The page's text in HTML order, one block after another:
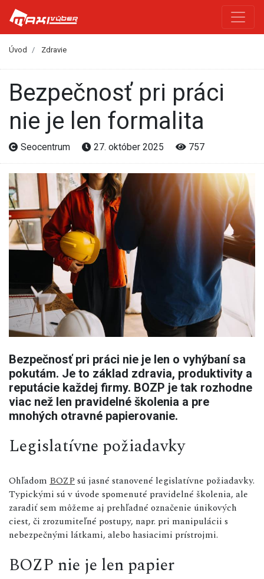
Úvod Zdravie
Bezpečnosť pri práci
nie je len formalita
Seocentrum 27. október 2025 757
Bezpečnosť pri práci nie je len o vyhýbaní sa
pokutám. Je to základ zdravia, produktivity a
reputácie každej firmy. BOZP je tak rozhodne
viac než len pravidelné školenia a pre
mnohých otravné papierovanie.
Legislatívne požiadavky
Ohľadom BOZPsú jasné stanovené legislatívne požiadavky.
Typickými sú v úvode spomenuté pravidelné školenia, ale
zaradiť sem môžeme aj prehľadné označenie únikových
ciest, či zrozumiteľné postupy, napr. pri manipulácii s
nebezpečnými látkami, alebo hasiacimi prístrojmi.
BOZP nie je len papier